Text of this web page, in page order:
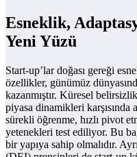
Esneklik,
Yeni Yüzü
Start-up’lar doğası gereği
özellikler, günümüz
kazanmıştır. Küresel
piyasa dinamikleri karşısında
sürekli öğrenme, hızlı pivot
yetenekleri test ediliyor. Bu
bir yapıya sahip olmalıdır.